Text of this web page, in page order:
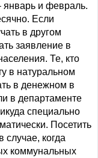
январь и февраль.
Если
в другом
заявление в
Те, кто
в натуральном
в денежном в
в департаменте
специально
Посетить
когда
коммунальных